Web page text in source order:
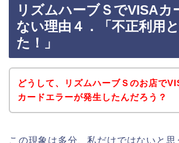
リズムハーブＳでVISAカ
ない理由４．「不正利用
た！」
どうして、リズムハーブＳのお店で
カードエラーが発生したんだろう？
この現象は多分、私だけではないと思